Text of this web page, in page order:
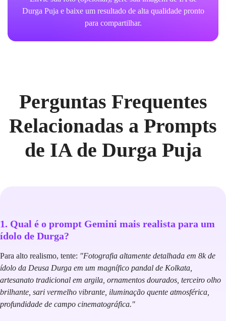
Durga Puja e baixe um resultado de alta qualidade pronto
para compartilhar.
Perguntas Frequentes
Relacionadas a Prompts
de IA de Durga Puja
1. Qual é o prompt Gemini mais realista para um
ídolo de Durga?
Para alto realismo, tente: "Fotografia altamente detalhada em 8k de
ídolo da Deusa Durga em um magnífico pandal de Kolkata,
artesanato tradicional em argila, ornamentos dourados, terceiro olho
brilhante, sari vermelho vibrante, iluminação quente atmosférica,
profundidade de campo cinematográfica."